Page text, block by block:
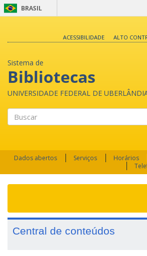
BRASIL
ACESSIBILIDADE
ALTO
Sistema de
Bibliotecas
UNIVERSIDADE FEDERAL DE
Dados abertos Serviços Horários
Central de conteúdos